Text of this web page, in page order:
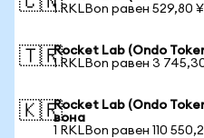
1 RKLBon равен 529,80 ¥
🇹🇷Rocket Lab (Ondo
1 RKLBon равен 3
🇰🇷Rocket Lab (Ondo
вона
1 RKLBon равен 110